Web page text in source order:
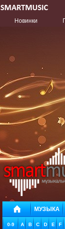
Новинки
МУЗЫКА
0-9 A B C D E F